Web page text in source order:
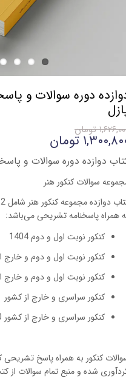
دوره سوالات و
تومان
تومان
دوازده دوره سوالات و پاسخنامه
سوالات کنکور هنر
همراه پاسخنامه تشریحی می‌باشد:
کنکور نوبت اول و دوم 1404
کنکور نوبت اول و دوم و خارج از
کنکور نوبت اول و دوم و خارج از
کنکور سراسری و خارج از کشور 1401
کنکور سراسری و خارج از کشور 1400
کنکور به همراه پاسخ
شده و منبع تمام سوالات